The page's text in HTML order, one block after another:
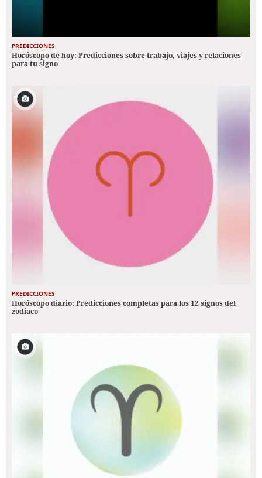
PREDICCIONES
Horóscopo de hoy: Predicciones sobre trabajo, viajes y relaciones
para tu signo
PREDICCIONES
Horóscopo diario: Predicciones completas para los 12 signos del
zodiaco